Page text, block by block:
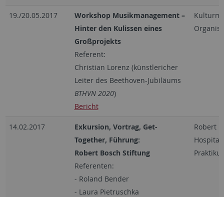
19./20.05.2017 Workshop Musikmanagement –
Hinter den Kulissen eines
Großprojekts
Referent:
Christian Lorenz (künstlericher
Leiter des Beethoven-Jubiläums
BTHVN 2020)
Bericht
14.02.2017
Exkursion, Vortrag, Get-
Together, Führung:
Robert Bosch Stiftung
Referenten:
- Roland Bender
- Laura Pietruschka
Robert